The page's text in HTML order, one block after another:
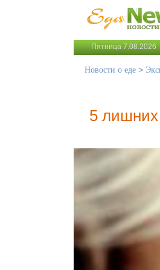
Пятница 7.08.2026
Новости о еде >
5 лишних